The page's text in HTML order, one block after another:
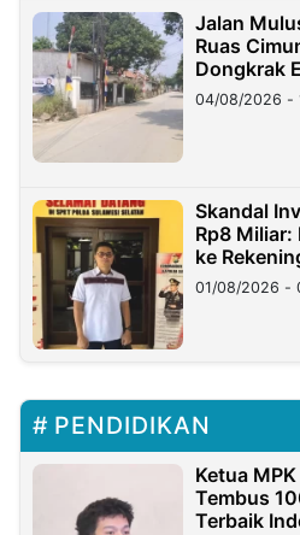
Jalan
Ruas
Dongkrak
04/08/2026 -
Skandal
Rp8 Miliar:
ke
Timur
01/08/2026 -
PENDIDIKAN
Ketua
Tembus
Terbaik